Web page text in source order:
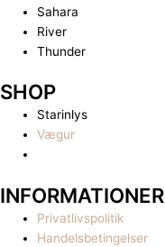
Sahara
River
Thunder
SHOP
Starinlys
Vægur
INFORMATIONER
Privatlivspolitik
Handelsbetingelser